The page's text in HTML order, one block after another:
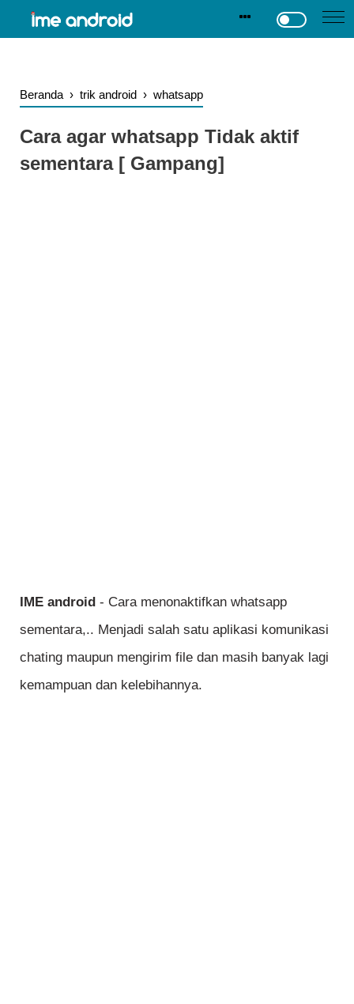
Beranda › trik android › whatsapp
Cara agar whatsapp Tidak aktif
sementara [ Gampang]
IME android - Cara menonaktifkan whatsapp
sementara,.. Menjadi salah satu aplikasi komunikasi
chating maupun mengirim file dan masih banyak lagi
kemampuan dan kelebihannya.